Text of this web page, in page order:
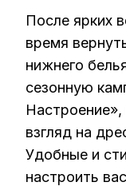
После ярких
время
нижнего
сезонную
взгляд на
Удобные и
настроить